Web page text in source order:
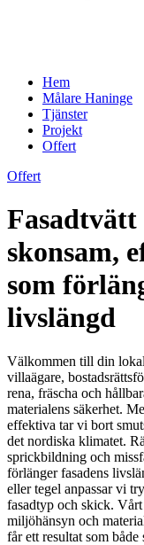
Hem
Målare Haninge
Tjänster
Projekt
Offert
Offert
skonsam,
som
livslängd
Välkommen till din
villaägare,
rena, fräscha och
materialens säkerhet.
effektiva tar vi bort
det nordiska klimatet.
sprickbildning och
förlänger fasadens
eller tegel anpassar vi
fasadtyp och skick.
miljöhänsyn och
får ett resultat som